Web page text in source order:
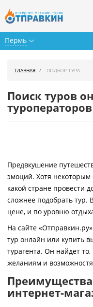
Пермь
Горящие туры
Страны
Как купить
Контакты
ГЛАВНАЯ ПОДБОР ТУРА
Поиск туров
туроператоров
Предвкушение
эмоций. Хотя некоторым
какой стране провести
сложнее подобрать тур.
цене, и по уровню
На сайте
тур онлайн или купить
турагента. Он найдет
желаниям и
интернет-